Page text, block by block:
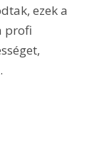
ezek a
profi